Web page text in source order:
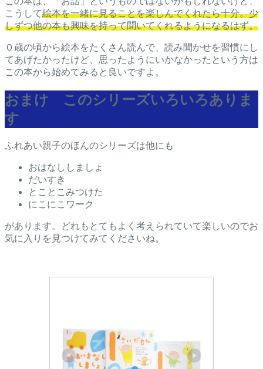
こうして絵本を一緒に見ることを楽しんでくれたら十分。少
しずつ他の本も興味を持って聞いてくれるようになるはず。
０歳の頃から絵本をたくさん読んで、読み聞かせを習慣にし
てあげたかったけど、思ったようにいかなかったという方は
この本から始めてみると良いですよ。
おまけ このシリーズいろいろありま
す
ふれあい親子のほんのシリーズは他にも
おはなししましょ
だいすき
とことこみつけた
にこにこワーク
があります。どれもとてもよく考えられていて楽しいのでお
気に入りを見つけてみてくださいね。